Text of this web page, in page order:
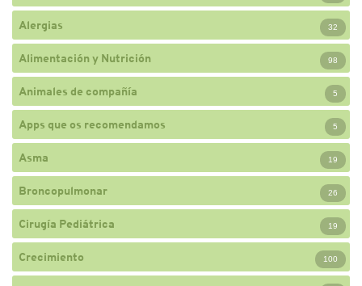
Alergias 32
Alimentación y Nutrición 98
Animales de compañía 5
Apps que os recomendamos 5
Asma 19
Broncopulmonar 26
Cirugía Pediátrica 19
Crecimiento 100